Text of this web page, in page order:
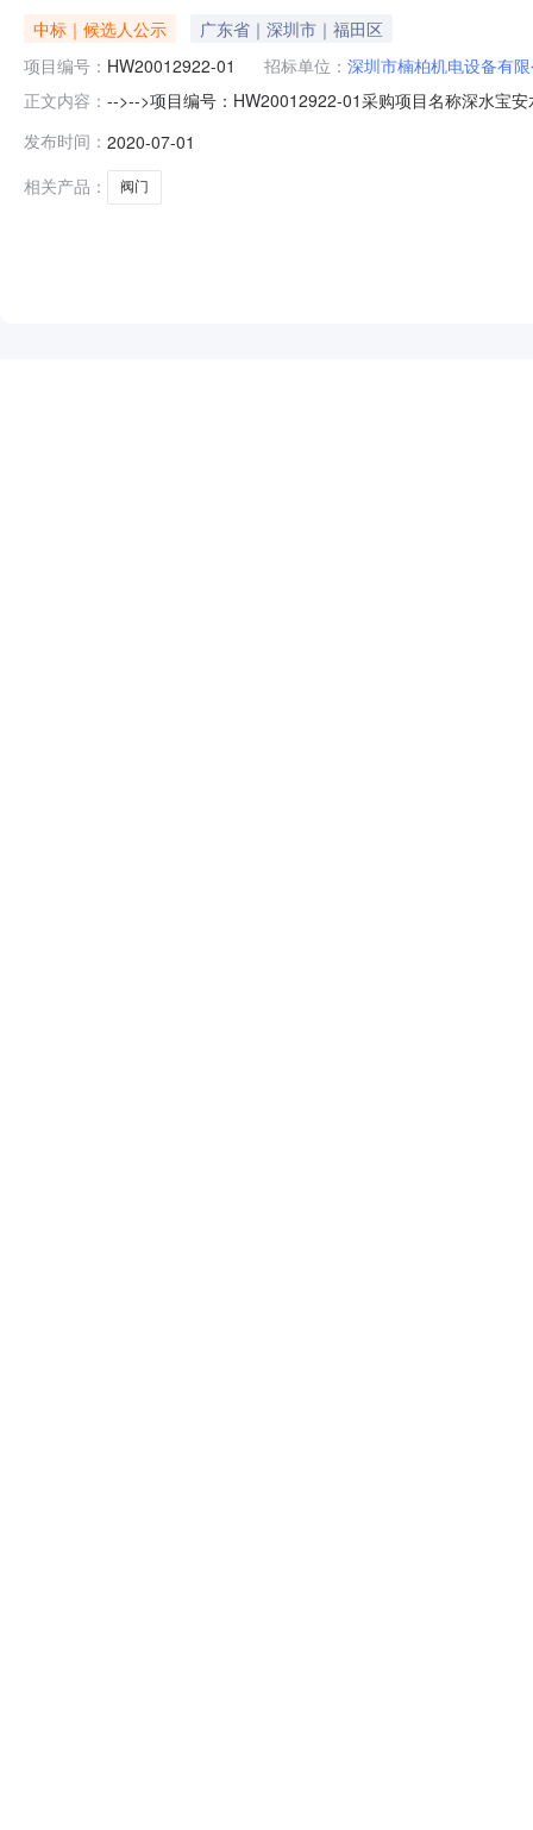
中标｜候选人公示
广东省｜深圳市｜福田区
项目编号： HW20012922-01 招标单位： 深圳市楠柏机电设备有
正文内容： -->-->项目编号：HW20012922-01采购项目名称深水宝
现将项目评审的相关情况及结果公示如下：一、投标人
145228
发布时间： 2020-07-01
相关产品：
阀门